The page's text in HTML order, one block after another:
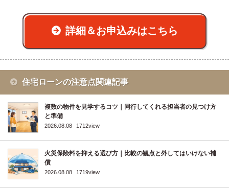
詳細＆お申込みはこちら
住宅ローンの注意点関連記事
複数の物件を見学するコツ｜同行してくれる担当者の見つけ方
と準備
2026.08.08 1712view
火災保険料を抑える選び方｜比較の観点と外してはいけない補
償
2026.08.08 1719view